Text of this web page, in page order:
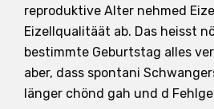
reproduktive Alter nehmed
Eizellqualitäät ab. Das heisst
bestimmte Geburtstag alles
aber, dass spontani
länger chönd gah und d